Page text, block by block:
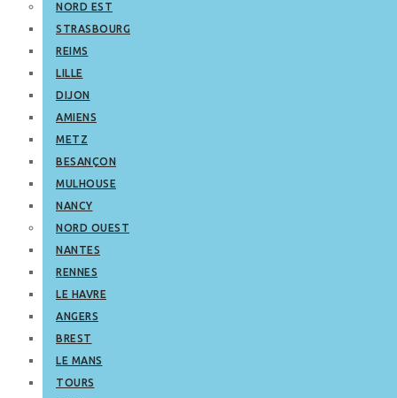
NORD EST
STRASBOURG
REIMS
LILLE
DIJON
AMIENS
METZ
BESANÇON
MULHOUSE
NANCY
NORD OUEST
NANTES
RENNES
LE HAVRE
ANGERS
BREST
LE MANS
TOURS